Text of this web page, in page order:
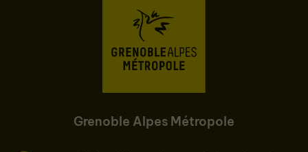
Grenoble Alpes Métropole